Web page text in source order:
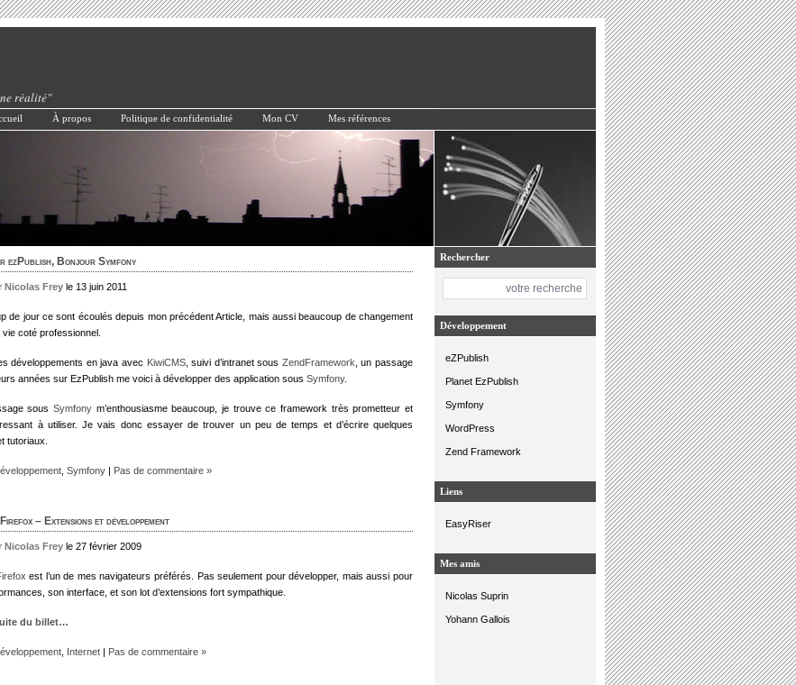
réalité"
À propos Politique de confidentialité Mon CV Mes références
Rechercher
Développement
eZPublish
Planet EzPublish
Symfony
WordPress
Zend Framework
Liens
EasyRiser
Mes amis
Nicolas Suprin
Yohann Gallois
ezPublish, Bonjour Symfony
Nicolas Frey le 13 juin 2011
de jour ce sont écoulés depuis mon précédent Article, mais aussi beaucoup de changement
coté professionnel.
développements en java avec KiwiCMS, suivi d’intranet sous ZendFramework , un passage
années sur EzPublish me voici à développer des application sous Symfony.
sous Symfony m’enthousiasme beaucoup, je trouve ce framework très prometteur et
à utiliser. Je vais donc essayer de trouver un peu de temps et d’écrire quelques
tutoriaux.
Symfony | Pas de commentaire »
– Extensions et développement
Nicolas Frey le 27 février 2009
est l’un de mes navigateurs préférés. Pas seulement pour développer, mais aussi pour
son interface, et son lot d’extensions fort sympathique.
du billet…
Internet | Pas de commentaire »